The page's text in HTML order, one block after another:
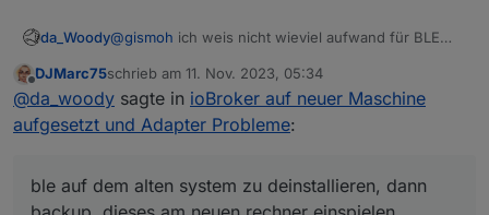
da_Woody@gismoh ich weis nicht wieviel aufwand für BLE
wie wäre es, ble auf dem alten system zu
deinstallieren, dann backup, dieses am neuen
rechner einspielen.
backup der VM (sicherheitshalber), schauen ob
vorher latürnich auch was@crunchipgeschrieben
hat.
Offline
DJMarc75schrieb am 11. Nov. 2023, 05:34
zuletzt editiert von
@da_woody sagte in ioBroker auf neuer Maschine
aufgesetzt und Adapter Probleme:
ble auf dem alten system zu deinstallieren, dann